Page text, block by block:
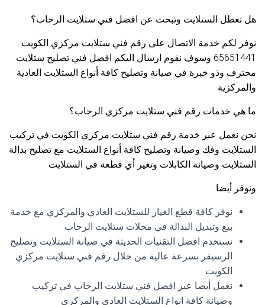
هل تعطل الستلايت وتبحث عن افضل فني ستلايت الرحاب؟
نوفر لكم خدمة الاتصال على رقم فني ستلايت مركزي الكويت
65651441 وسوف نقوم ارسال اليكم افضل فني تصليح ستلايت
محترف وذو خبرة في صيانة وتصليح كافة أنواع الستلايت العادية
والمركزية
ما هي خدمات رقم فني ستلايت مركزي الرحاب؟
نحن نعمل عبر خدمة رقم فني ستلايت مركزي الكويت في تركيب
الستلايت وفك وصيانة وتصليح كافة أنواع الستلايت مع تصليح بدالة
الستلايت وصيانة الكابلات وتغير أي قطعة في الستلايت
ونوفر أيضا:
نوفر كافة قطع الغيار للستلايت العادي والمركزي مع خدمة
بيع وتبديل البدالة في محلات ستلايت الرحاب
نستخدم افضل التقنيات الحديثة في صيانة الستلايت وتصليح
الرسيفر بسرعة عالية من خلال رقم فني ستلايت مركزي
الكويت
نعمل أيضا عبر افضل فني ستلايت الرحاب في تركيب
وصيانة كافة انواع الستلايت العادي والمركزي